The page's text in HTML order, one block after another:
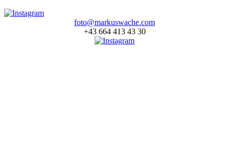
foto@markuswache.com
+43 664 413 43 30